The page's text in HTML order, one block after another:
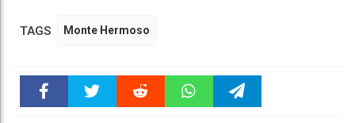
TAGS Monte Hermoso